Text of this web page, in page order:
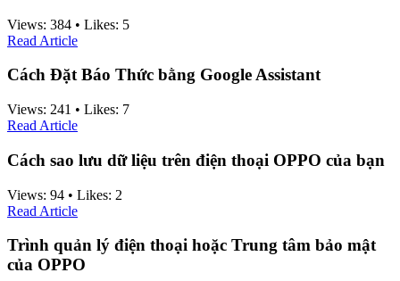
Views: 384 • Likes: 5
Read Article
Cách Đặt Báo Thức bằng Google Assistant
Views: 241 • Likes: 7
Read Article
Cách sao lưu dữ liệu trên điện thoại OPPO của bạn
Views: 94 • Likes: 2
Read Article
Trình quản lý điện thoại hoặc Trung tâm bảo mật
của OPPO